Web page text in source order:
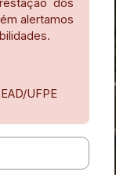
alertamos
UFPE